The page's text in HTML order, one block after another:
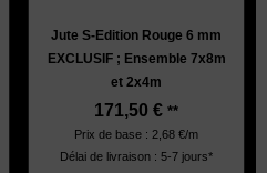
Jute S-Edition Rouge 6 mm
EXCLUSIF ; Ensemble 7x8m
et 2x4m
171,50 € **
Prix de base : 2,68 €/m
Délai de livraison : 5-7 jours*